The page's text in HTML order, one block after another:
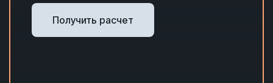
Получить расчет